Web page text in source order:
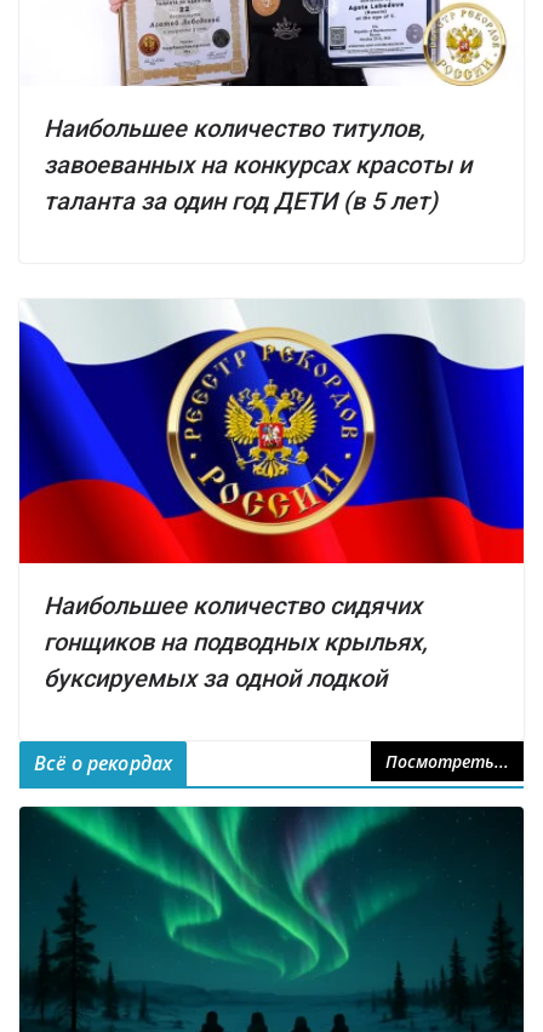
Наибольшее количество титулов,
завоеванных на конкурсах красоты и
таланта за один год ДЕТИ (в 5 лет)
Наибольшее количество сидячих
гонщиков на подводных крыльях,
буксируемых за одной лодкой
Всё о рекордах Посмотреть...